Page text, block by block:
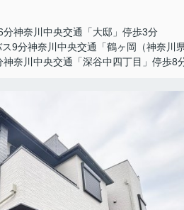
神奈川中央交通「大邸」停歩3分
9分神奈川中央交通「鶴ヶ岡（神奈川
奈川中央交通「深谷中四丁目」停歩8